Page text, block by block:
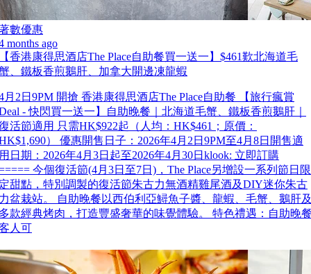
數優惠
months ago
香港康得思酒店The Place自助餐買一送一】$461歎北海道毛
、鐵板香煎鵝肝、加拿大開邊凍龍蝦
月2日9PM 開搶 香港康得思酒店The Place自助餐 【旅行瘋賞
- 快閃買一送一】自助晚餐｜北海道毛蟹、鐵板香煎鵝肝｜
活節適用 只需HK$922起（人均：HK$461；原價：
） 優惠開售日子：2026年4月2日9PM至4月8日開售適
日期：2026年4月3日起至2026年4月30日klook: 立即訂購
今個復活節(4月3日至7日)，The Place另增設一系列節日限
甜點，特別調製的復活節朱古力無酒精雞尾酒及DIY迷你朱古
盆栽站。 自助晚餐以西伯利亞鱘魚子醬、龍蝦、毛蟹、鵝肝
款經典烤肉，打造豐盛奢華的味覺體驗。 特色禮遇：自助晚
人可